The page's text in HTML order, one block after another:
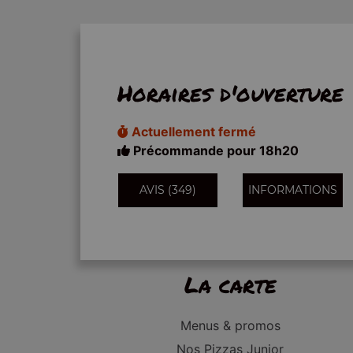
Horaires d'ouverture
Actuellement fermé
Précommande pour 18h20
AVIS (349) INFORMATIONS
La carte
Menus & promos
Nos Pizzas Junior